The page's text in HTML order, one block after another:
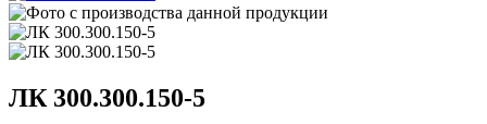
ЛК 300.300.150-5